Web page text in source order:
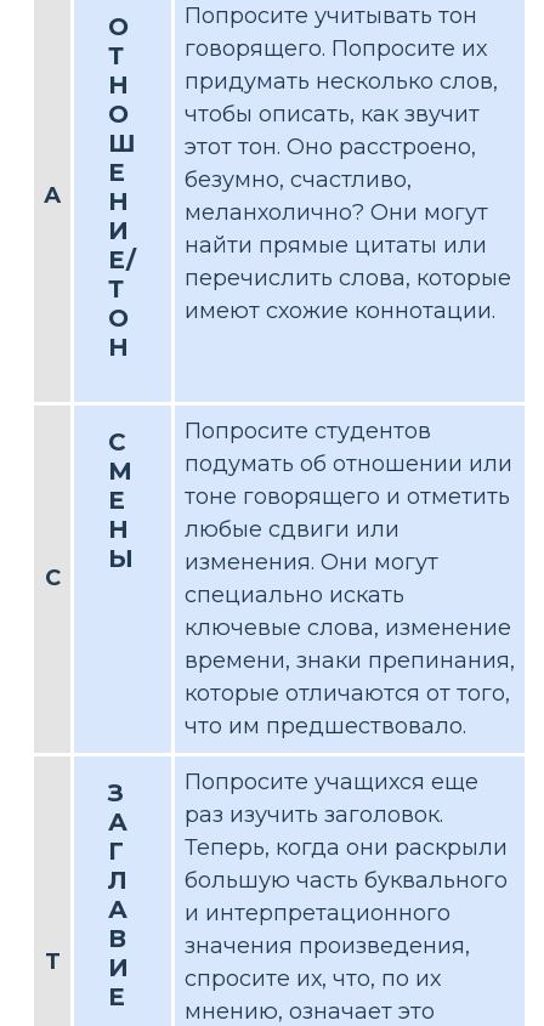
А
О
Т
Н
О
Ш
Е
Н
И
Е/
Т
О
Н
Попросите учитывать тон
говорящего. Попросите их
придумать несколько слов,
чтобы описать, как звучит
этот тон. Оно расстроено,
безумно, счастливо,
меланхолично? Они могут
найти прямые цитаты или
перечислить слова, которые
имеют схожие коннотации.
С
С
М
Е
Н
Ы
Попросите студентов
подумать об отношении или
тоне говорящего и отметить
любые сдвиги или
изменения. Они могут
специально искать
ключевые слова, изменение
времени, знаки препинания,
которые отличаются от того,
что им предшествовало.
Т
З
А
Г
Л
А
В
И
Е
Попросите учащихся еще
раз изучить заголовок.
Теперь, когда они раскрыли
большую часть буквального
и интерпретационного
значения произведения,
спросите их, что, по их
мнению, означает это